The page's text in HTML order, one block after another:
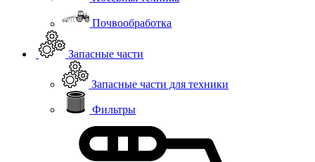
Почвообработка
Запасные части
Запасные части для техники
Фильтры